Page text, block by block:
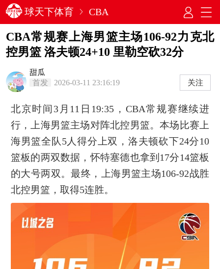
球天下体育 CBA
CBA常规赛上海男篮主场106-92力克北
控男篮 洛夫顿24+10 里勒空砍32分
甜瓜
首发
2026-03-11 23:16:19 关注
北京时间3月11日19:35，CBA常规赛继续进
行，上海男篮主场对阵北控男篮。本场比赛上
海男篮全队5人得分上双，洛夫顿砍下24分10
篮板的两双数据，怀特塞德也拿到17分14篮板
的大号两双。最终，上海男篮主场106-92战胜
北控男篮，取得5连胜。